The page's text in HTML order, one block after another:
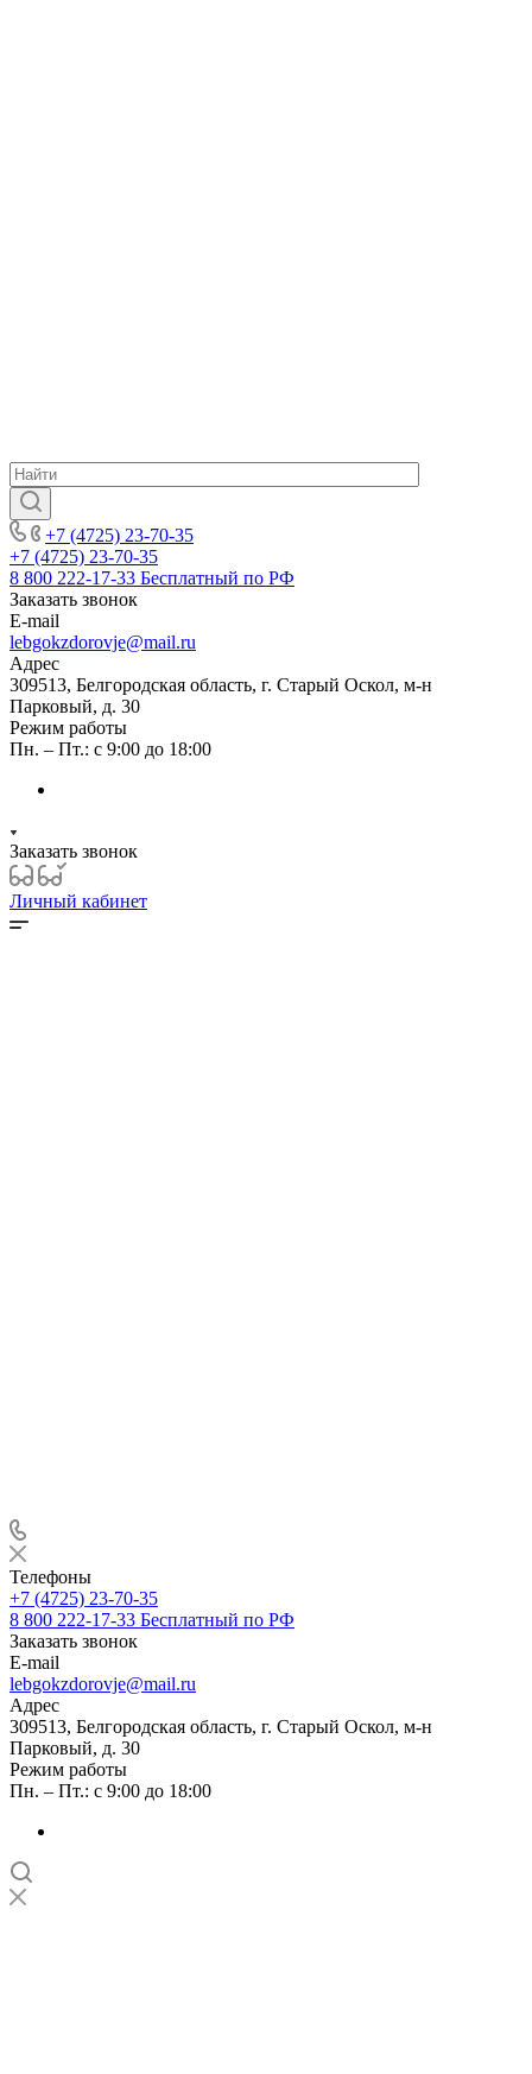
+7 (4725) 23-70-35
+7 (4725) 23-70-35
8 800 222-17-33 Бесплатный по РФ
Заказать звонок
E-mail
lebgokzdorovje@mail.ru
Адрес
309513, Белгородская область, г. Старый Оскол, м-н
Парковый, д. 30
Режим работы
Пн. – Пт.: с 9:00 до 18:00
Заказать звонок
Личный кабинет
Телефоны
+7 (4725) 23-70-35
8 800 222-17-33 Бесплатный по РФ
Заказать звонок
E-mail
lebgokzdorovje@mail.ru
Адрес
309513, Белгородская область, г. Старый Оскол, м-н
Парковый, д. 30
Режим работы
Пн. – Пт.: с 9:00 до 18:00